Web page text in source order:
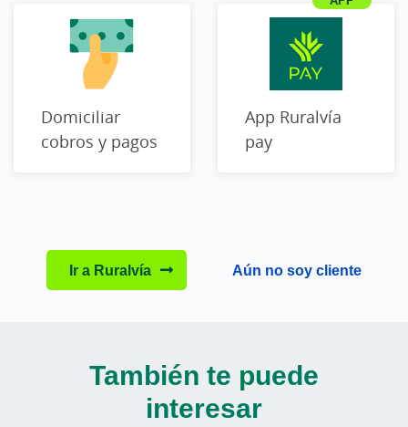
Domiciliar
cobros y pagos
App Ruralvía
pay
Ir a Ruralvía Aún no soy cliente
También te puede
interesar